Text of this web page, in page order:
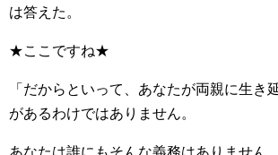
は答えた。
★ここですね★
「だからといって、あなたが両親に生き
があるわけではありません。
あなたは誰にもそんな義務はありません。